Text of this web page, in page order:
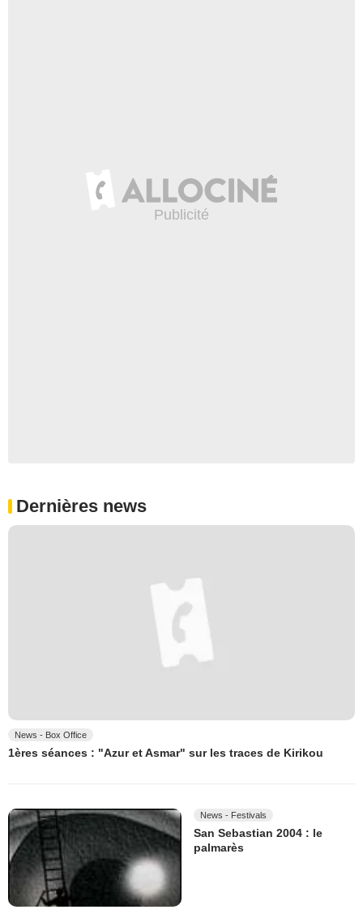
Dernières news
News - Box Office
1ères séances : "Azur et Asmar" sur les traces de Kirikou
News - Festivals
San Sebastian 2004 : le
palmarès